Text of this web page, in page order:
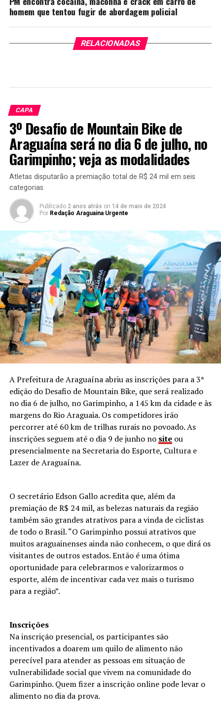
homem que tentou fugir de abordagem policial
RELACIONADAS
CAPA
3º Desafio de Mountain Bike de
Araguaína será no dia 6 de julho, no
Garimpinho; veja as modalidades
Atletas disputarão a premiação total de R$ 24 mil em seis
categorias
Publicado 2 anos atrás on 14 de maio de 2024
Por Redação Araguaina Urgente
A Prefeitura de Araguaína abriu as inscrições para a 3ª
edição do Desafio de Mountain Bike, que será realizado
no dia 6 de julho, no Garimpinho, a 145 km da cidade e às
margens do Rio Araguaia. Os competidores irão
percorrer até 60 km de trilhas rurais no povoado. As
inscrições seguem até o dia 9 de junho no site ou
presencialmente na Secretaria do Esporte, Cultura e
Lazer de Araguaína.
O secretário Edson Gallo acredita que, além da
premiação de R$ 24 mil, as belezas naturais da região
também são grandes atrativos para a vinda de ciclistas
de todo o Brasil. “O Garimpinho possui atrativos que
muitos araguainenses ainda não conhecem, o que dirá os
visitantes de outros estados. Então é uma ótima
oportunidade para celebrarmos e valorizarmos o
esporte, além de incentivar cada vez mais o turismo
para a região”.
Inscrições
Na inscrição presencial, os participantes são
incentivados a doarem um quilo de alimento não
perecível para atender as pessoas em situação de
vulnerabilidade social que vivem na comunidade do
Garimpinho. Quem fizer a inscrição online pode levar o
alimento no dia da prova.